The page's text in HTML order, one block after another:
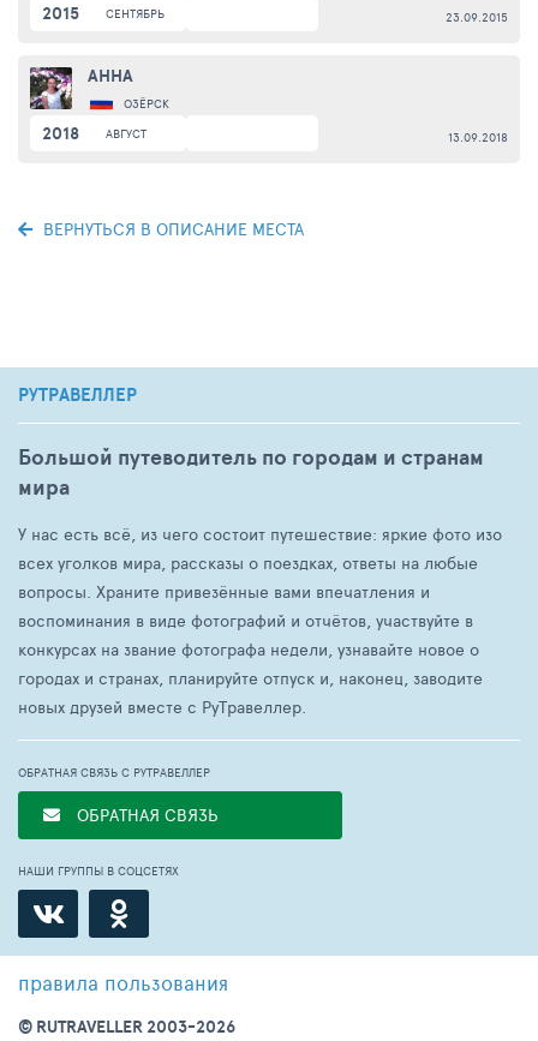
2015 СЕНТЯБРЬ 23.09.2015
АННА
ОЗЁРСК
2018 АВГУСТ 13.09.2018
ВЕРНУТЬСЯ В ОПИСАНИЕ МЕСТА
РУТРАВЕЛЛЕР
Большой путеводитель по городам и странам
мира
У нас есть всё, из чего состоит путешествие: яркие фото изо
всех уголков мира, рассказы о поездках, ответы на любые
вопросы. Храните привезённые вами впечатления и
воспоминания в виде фотографий и отчётов, участвуйте в
конкурсах на звание фотографа недели, узнавайте новое о
городах и странах, планируйте отпуск и, наконец, заводите
новых друзей вместе с РуТравеллер.
ОБРАТНАЯ СВЯЗЬ С РУТРАВЕЛЛЕР
ОБРАТНАЯ СВЯЗЬ
НАШИ ГРУППЫ В СОЦСЕТЯХ
© RUTRAVELLER 2003-2026
правила пользования